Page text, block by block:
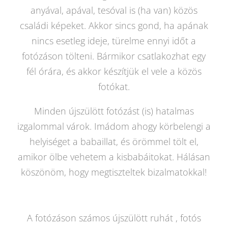
anyával, apával, tesóval is (ha van) közös
családi képeket. Akkor sincs gond, ha apának
nincs esetleg ideje, türelme ennyi időt a
fotózáson tölteni. Bármikor csatlakozhat egy
fél órára, és akkor készítjük el vele a közös
fotókat.
Minden újszülött fotózást (is) hatalmas
izgalommal várok. Imádom ahogy körbelengi a
helyiséget a babaillat, és örömmel tölt el,
amikor ölbe vehetem a kisbabáitokat. Hálásan
köszönöm, hogy megtiszteltek bizalmatokkal!
A fotózáson számos újszülött ruhát , fotós